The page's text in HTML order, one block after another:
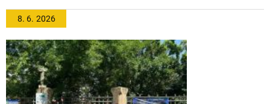
8. 6. 2026